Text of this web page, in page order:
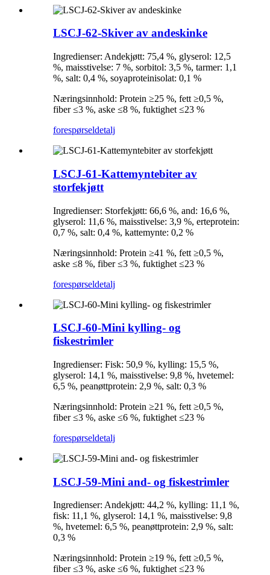
LSCJ-62-Skiver av andeskinke
Ingredienser: Andekjøtt: 75,4 %, glyserol: 12,5
%, maisstivelse: 7 %, sorbitol: 3,5 %, tarmer: 1,1
%, salt: 0,4 %, soyaproteinisolat: 0,1 %
Næringsinnhold: Protein ≥25 %, fett ≥0,5 %,
fiber ≤3 %, aske ≤8 %, fuktighet ≤23 %
forespørseldetalj
LSCJ-61-Kattemyntebiter av
storfekjøtt
Ingredienser: Storfekjøtt: 66,6 %, and: 16,6 %,
glyserol: 11,6 %, maisstivelse: 3,9 %, erteprotein:
0,7 %, salt: 0,4 %, kattemynte: 0,2 %
Næringsinnhold: Protein ≥41 %, fett ≥0,5 %,
aske ≤8 %, fiber ≤3 %, fuktighet ≤23 %
forespørseldetalj
LSCJ-60-Mini kylling- og
fiskestrimler
Ingredienser: Fisk: 50,9 %, kylling: 15,5 %,
glyserol: 14,1 %, maisstivelse: 9,8 %, hvetemel:
6,5 %, peanøttprotein: 2,9 %, salt: 0,3 %
Næringsinnhold: Protein ≥21 %, fett ≥0,5 %,
fiber ≤3 %, aske ≤6 %, fuktighet ≤23 %
forespørseldetalj
LSCJ-59-Mini and- og fiskestrimler
Ingredienser: Andekjøtt: 44,2 %, kylling: 11,1 %,
fisk: 11,1 %, glyserol: 14,1 %, maisstivelse: 9,8
%, hvetemel: 6,5 %, peanøttprotein: 2,9 %, salt:
0,3 %
Næringsinnhold: Protein ≥19 %, fett ≥0,5 %,
fiber ≤3 %, aske ≤6 %, fuktighet ≤23 %